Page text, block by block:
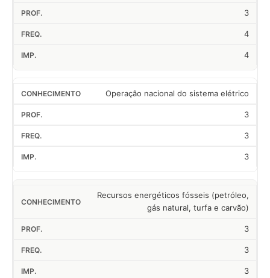
3
4
4
Operação nacional do sistema elétrico
3
3
3
Recursos energéticos fósseis (petróleo,
gás natural, turfa e carvão)
3
3
3